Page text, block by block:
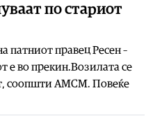
по стариот
патниот правец Ресен –
е во прекин.Возилата се
соопшти АМСМ. Повеќе